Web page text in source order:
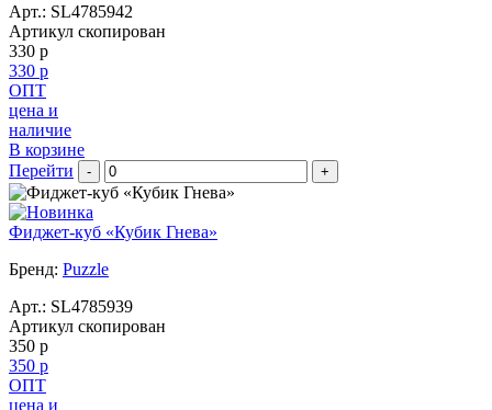
Арт.: SL4785942
Артикул скопирован
330 р
330 р
ОПТ
цена и
наличие
В корзине
Перейти
- +
Фиджет-куб «Кубик Гнева»
Бренд: Puzzle
Арт.: SL4785939
Артикул скопирован
350 р
350 р
ОПТ
цена и